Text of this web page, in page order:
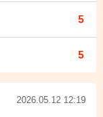
5
5
2026.05.12 12:19